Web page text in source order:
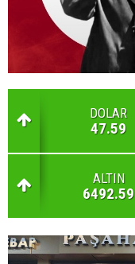
DOLAR
47.59
ALTIN
6492.59